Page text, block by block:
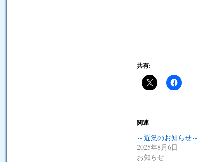
共有:
関連
～近況のお知らせ～
2025年8月6日
お知らせ